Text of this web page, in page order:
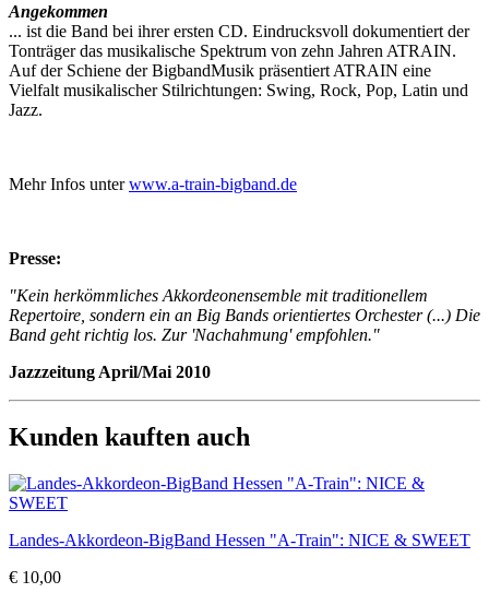
Angekommen
... ist die Band bei ihrer ersten CD. Eindrucksvoll dokumentiert der
Tonträger das musikalische Spektrum von zehn Jahren A­TRAIN.
Auf der Schiene der Bigband­Musik präsentiert A­TRAIN eine
Vielfalt musikalischer Stilrichtungen: Swing, Rock, Pop, Latin und
Jazz.
Mehr Infos unterwww.a-train-bigband.de
Presse:
"Kein herkömmliches Akkordeonensemble mit traditionellem
Repertoire, sondern ein an Big Bands orientiertes Orchester (...) Die
Band geht richtig los. Zur 'Nachahmung' empfohlen."
Jazzzeitung April/Mai 2010
Kunden kauften auch
Landes-Akkordeon-BigBand Hessen "A-Train": NICE & SWEET
€ 10,00